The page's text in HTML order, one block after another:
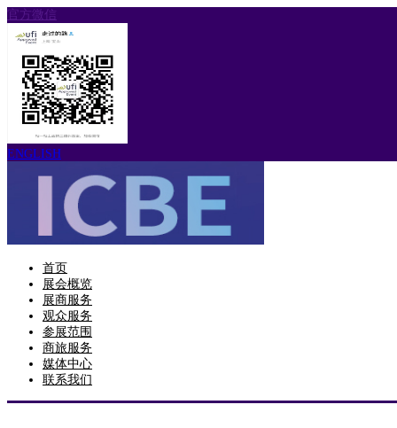
官方微信
ENGLISH
首页
展会概览
展商服务
观众服务
参展范围
商旅服务
媒体中心
联系我们